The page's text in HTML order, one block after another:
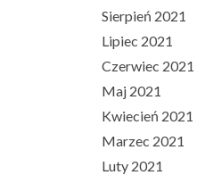
Sierpień 2021
Lipiec 2021
Czerwiec 2021
Maj 2021
Kwiecień 2021
Marzec 2021
Luty 2021